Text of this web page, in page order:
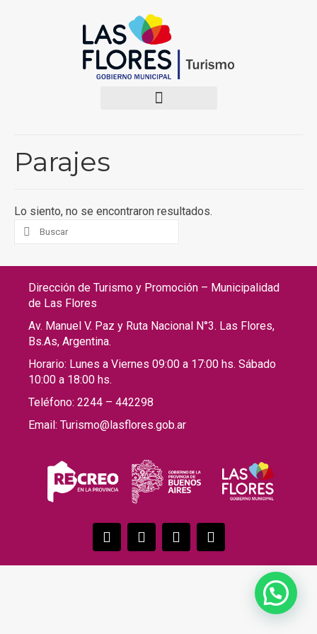
Parajes
Lo siento, no se encontraron resultados.
Dirección de Turismo y Promoción – Municipalidad
de Las Flores
Av. Manuel V. Paz y Ruta Nacional N°3. Las Flores,
Bs.As, Argentina.
Horario: Lunes a Viernes 09:00 a 17:00 hs. Sábado
10:00 a 18:00 hs.
Teléfono: 2244 – 442298
Email: Turismo@lasflores.gob.ar